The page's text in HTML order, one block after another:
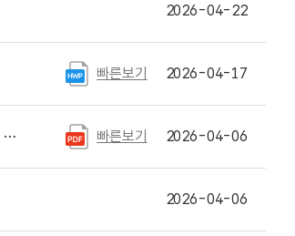
2026-04-22
빠른보기 2026-04-17
빠른보기 2026-04-06
2026-04-06